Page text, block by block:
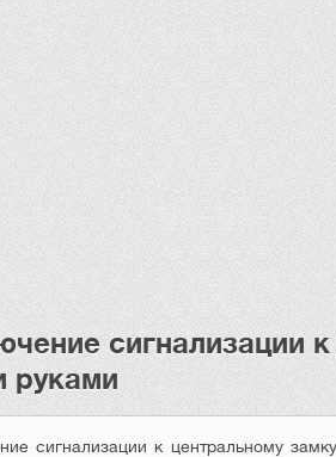
сигнализации
руками
сигнализации к центральному